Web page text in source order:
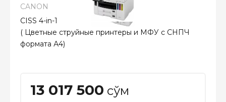
CANON
CISS 4-in-1
( Цветные струйные принтеры и МФУ с СНПЧ
формата А4)
13 017 500 сўм